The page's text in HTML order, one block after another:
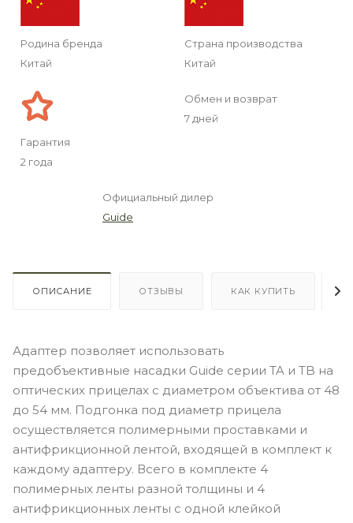
Родина бренда
Китай
Страна производства
Китай
Гарантия
2 года
Обмен и возврат
7 дней
Официальный дилер
Guide
ОПИСАНИЕ ОТЗЫВЫ КАК КУПИТЬ
Адаптер позволяет использовать
предобъективные насадки Guide серии TA и TB на
оптических прицелах с диаметром объектива от 48
до 54 мм. Подгонка под диаметр прицела
осуществляется полимерными проставками и
антифрикционной лентой, входящей в комплект к
каждому адаптеру. Всего в комплекте 4
полимерных ленты разной толщины и 4
антифрикционных ленты с одной клейкой